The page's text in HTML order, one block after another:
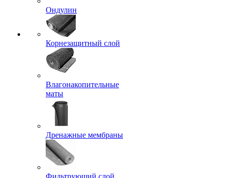
Ондулин
Корнезащитный слой
Влагонакопительные
маты
Дренажные мембраны
Фильтрующий слой,